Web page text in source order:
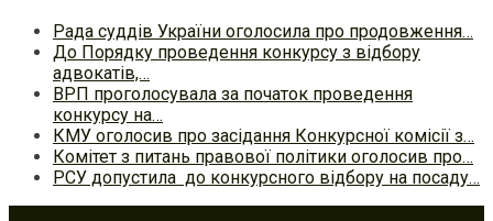
Рада суддів України оголосила про продовження…
До Порядку проведення конкурсу з відбору
адвокатів,…
ВРП проголосувала за початок проведення
конкурсу на…
КМУ оголосив про засідання Конкурсної комісії з…
Комітет з питань правової політики оголосив про…
РСУ допустила до конкурсного відбору на посаду…